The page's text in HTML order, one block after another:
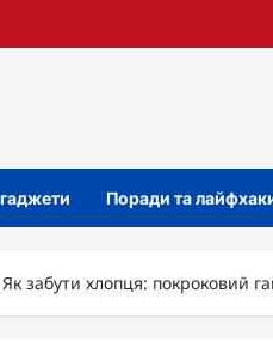
гаджети Поради та
Як забути хлопця: покроковий